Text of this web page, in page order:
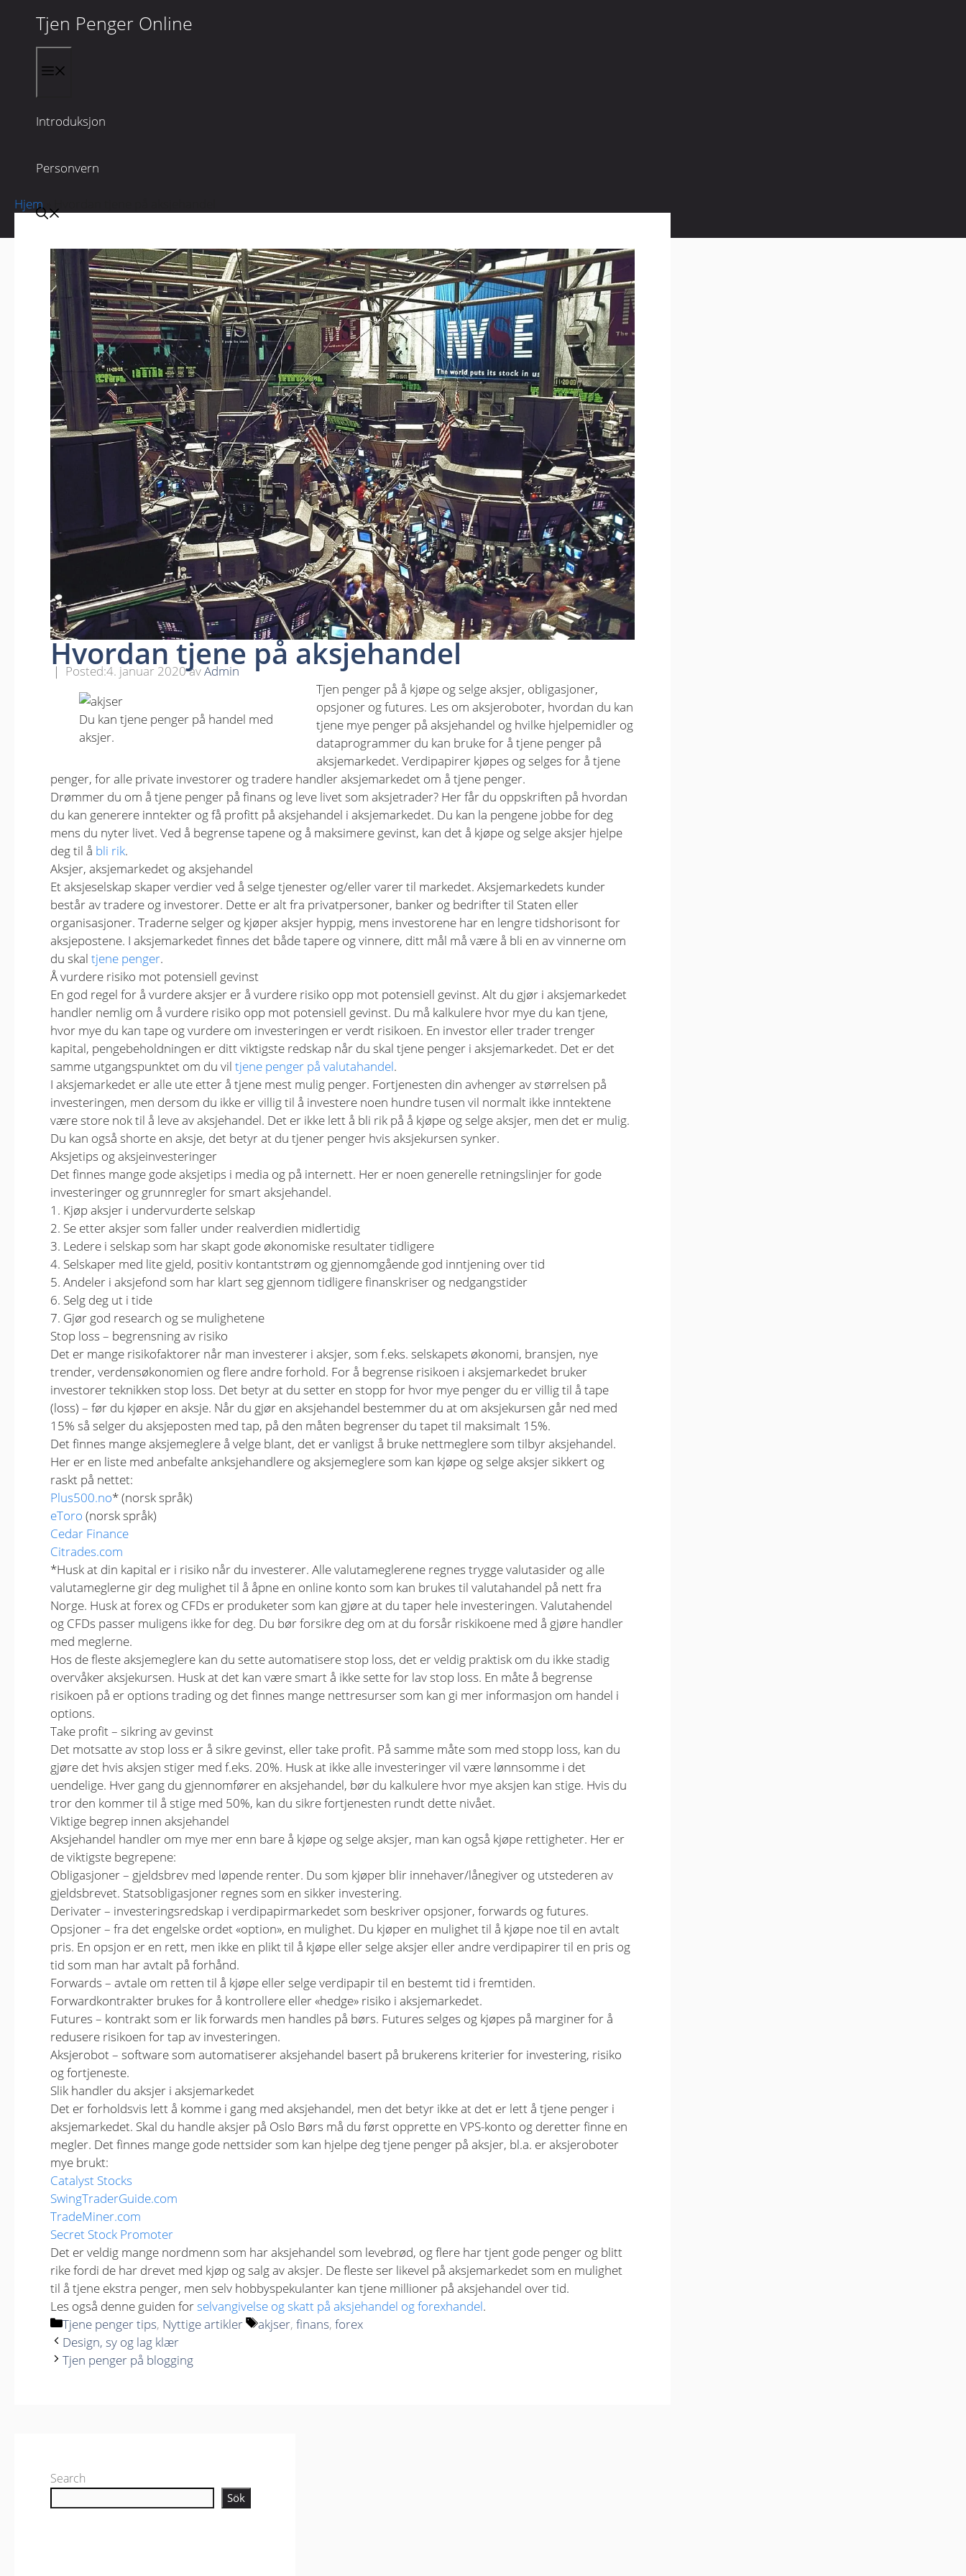
Hopp til innhold
Tjen Penger Online
Introduksjon
Personvern
Hjem»
Hvordan tjene på aksjehandel
4. januar 2020avAdmin
Du kan tjene penger på handel med
aksjer.
Tjen penger på å kjøpe og selge aksjer, obligasjoner,
opsjoner og futures. Les om aksjeroboter, hvordan du kan
tjene mye penger på aksjehandel og hvilke hjelpemidler og
dataprogrammer du kan bruke for å tjene penger på
aksjemarkedet. Verdipapirer kjøpes og selges for å tjene
penger, for alle private investorer og tradere handler aksjemarkedet om å tjene penger.
Drømmer du om å tjene penger på finans og leve livet som aksjetrader? Her får du oppskriften på hvordan
du kan generere inntekter og få profitt på aksjehandel i aksjemarkedet. Du kan la pengene jobbe for deg
mens du nyter livet. Ved å begrense tapene og å maksimere gevinst, kan det å kjøpe og selge aksjer hjelpe
deg til å bli rik.
Aksjer, aksjemarkedet og aksjehandel
Et aksjeselskap skaper verdier ved å selge tjenester og/eller varer til markedet. Aksjemarkedets kunder
består av tradere og investorer. Dette er alt fra privatpersoner, banker og bedrifter til Staten eller
organisasjoner. Traderne selger og kjøper aksjer hyppig, mens investorene har en lengre tidshorisont for
aksjepostene. I aksjemarkedet finnes det både tapere og vinnere, ditt mål må være å bli en av vinnerne om
du skal tjene penger.
Å vurdere risiko mot potensiell gevinst
En god regel for å vurdere aksjer er å vurdere risiko opp mot potensiell gevinst. Alt du gjør i aksjemarkedet
handler nemlig om å vurdere risiko opp mot potensiell gevinst. Du må kalkulere hvor mye du kan tjene,
hvor mye du kan tape og vurdere om investeringen er verdt risikoen. En investor eller trader trenger
kapital, pengebeholdningen er ditt viktigste redskap når du skal tjene penger i aksjemarkedet. Det er det
samme utgangspunktet om du vil tjene penger på valutahandel.
I aksjemarkedet er alle ute etter å tjene mest mulig penger. Fortjenesten din avhenger av størrelsen på
investeringen, men dersom du ikke er villig til å investere noen hundre tusen vil normalt ikke inntektene
være store nok til å leve av aksjehandel. Det er ikke lett å bli rik på å kjøpe og selge aksjer, men det er mulig.
Du kan også shorte en aksje, det betyr at du tjener penger hvis aksjekursen synker.
Aksjetips og aksjeinvesteringer
Det finnes mange gode aksjetips i media og på internett. Her er noen generelle retningslinjer for gode
investeringer og grunnregler for smart aksjehandel.
1. Kjøp aksjer i undervurderte selskap
2. Se etter aksjer som faller under realverdien midlertidig
3. Ledere i selskap som har skapt gode økonomiske resultater tidligere
4. Selskaper med lite gjeld, positiv kontantstrøm og gjennomgående god inntjening over tid
5. Andeler i aksjefond som har klart seg gjennom tidligere finanskriser og nedgangstider
6. Selg deg ut i tide
7. Gjør god research og se mulighetene
Stop loss – begrensning av risiko
Det er mange risikofaktorer når man investerer i aksjer, som f.eks. selskapets økonomi, bransjen, nye
trender, verdensøkonomien og flere andre forhold. For å begrense risikoen i aksjemarkedet bruker
investorer teknikken stop loss. Det betyr at du setter en stopp for hvor mye penger du er villig til å tape
(loss) – før du kjøper en aksje. Når du gjør en aksjehandel bestemmer du at om aksjekursen går ned med
15% så selger du aksjeposten med tap, på den måten begrenser du tapet til maksimalt 15%.
Det finnes mange aksjemeglere å velge blant, det er vanligst å bruke nettmeglere som tilbyr aksjehandel.
Her er en liste med anbefalte anksjehandlere og aksjemeglere som kan kjøpe og selge aksjer sikkert og
raskt på nettet:
Plus500.no* (norsk språk)
eToro (norsk språk)
Cedar Finance
Citrades.com
*Husk at din kapital er i risiko når du investerer. Alle valutameglerene regnes trygge valutasider og alle
valutameglerne gir deg mulighet til å åpne en online konto som kan brukes til valutahandel på nett fra
Norge. Husk at forex og CFDs er produketer som kan gjøre at du taper hele investeringen. Valutahendel
og CFDs passer muligens ikke for deg. Du bør forsikre deg om at du forsår riskikoene med å gjøre handler
med meglerne.
Hos de fleste aksjemeglere kan du sette automatisere stop loss, det er veldig praktisk om du ikke stadig
overvåker aksjekursen. Husk at det kan være smart å ikke sette for lav stop loss. En måte å begrense
risikoen på er options trading og det finnes mange nettresurser som kan gi mer informasjon om handel i
options.
Take profit – sikring av gevinst
Det motsatte av stop loss er å sikre gevinst, eller take profit. På samme måte som med stopp loss, kan du
gjøre det hvis aksjen stiger med f.eks. 20%. Husk at ikke alle investeringer vil være lønnsomme i det
uendelige. Hver gang du gjennomfører en aksjehandel, bør du kalkulere hvor mye aksjen kan stige. Hvis du
tror den kommer til å stige med 50%, kan du sikre fortjenesten rundt dette nivået.
Viktige begrep innen aksjehandel
Aksjehandel handler om mye mer enn bare å kjøpe og selge aksjer, man kan også kjøpe rettigheter. Her er
de viktigste begrepene:
Obligasjoner – gjeldsbrev med løpende renter. Du som kjøper blir innehaver/lånegiver og utstederen av
gjeldsbrevet. Statsobligasjoner regnes som en sikker investering.
Derivater – investeringsredskap i verdipapirmarkedet som beskriver opsjoner, forwards og futures.
Opsjoner – fra det engelske ordet «option», en mulighet. Du kjøper en mulighet til å kjøpe noe til en avtalt
pris. En opsjon er en rett, men ikke en plikt til å kjøpe eller selge aksjer eller andre verdipapirer til en pris og
tid som man har avtalt på forhånd.
Forwards – avtale om retten til å kjøpe eller selge verdipapir til en bestemt tid i fremtiden.
Forwardkontrakter brukes for å kontrollere eller «hedge» risiko i aksjemarkedet.
Futures – kontrakt som er lik forwards men handles på børs. Futures selges og kjøpes på marginer for å
redusere risikoen for tap av investeringen.
Aksjerobot – software som automatiserer aksjehandel basert på brukerens kriterier for investering, risiko
og fortjeneste.
Slik handler du aksjer i aksjemarkedet
Det er forholdsvis lett å komme i gang med aksjehandel, men det betyr ikke at det er lett å tjene penger i
aksjemarkedet. Skal du handle aksjer på Oslo Børs må du først opprette en VPS-konto og deretter finne en
megler. Det finnes mange gode nettsider som kan hjelpe deg tjene penger på aksjer, bl.a. er aksjeroboter
mye brukt:
Catalyst Stocks
SwingTraderGuide.com
TradeMiner.com
Secret Stock Promoter
Det er veldig mange nordmenn som har aksjehandel som levebrød, og flere har tjent gode penger og blitt
rike fordi de har drevet med kjøp og salg av aksjer. De fleste ser likevel på aksjemarkedet som en mulighet
til å tjene ekstra penger, men selv hobbyspekulanter kan tjene millioner på aksjehandel over tid.
Les også denne guiden forselvangivelse og skatt på aksjehandel og forexhandel.
Kategorier
Tjene penger tips, Nyttige artikler Stikkord
akjser, finans, forex
Design, sy og lag klær
Tjen penger på blogging
Search
Sök